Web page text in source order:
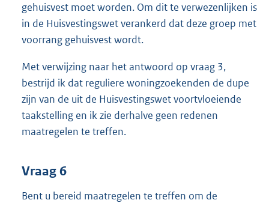
gehuisvest moet worden. Om dit te verwezenlijken is
in de Huisvestingswet verankerd dat deze groep met
voorrang gehuisvest wordt.
Met verwijzing naar het antwoord op vraag 3,
bestrijd ik dat reguliere woningzoekenden de dupe
zijn van de uit de Huisvestingswet voortvloeiende
taakstelling en ik zie derhalve geen redenen
maatregelen te treffen.
Vraag 6
Bent u bereid maatregelen te treffen om de